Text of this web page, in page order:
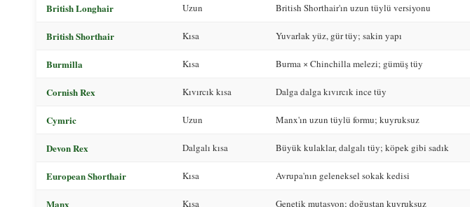
British Longhair Uzun British Shorthair'ın uzun tüylü versiyonu
British Shorthair Kısa Yuvarlak yüz, gür tüy; sakin yapı
Burmilla Kısa Burma × Chinchilla melezi; gümüş tüy
Cornish Rex Kıvırcık kısa Dalga dalga kıvırcık ince tüy
Cymric Uzun Manx'ın uzun tüylü formu; kuyruksuz
Devon Rex Dalgalı kısa Büyük kulaklar, dalgalı tüy; köpek gibi sadık
European Shorthair Kısa Avrupa'nın geleneksel sokak kedisi
Manx Kısa Genetik mutasyon; doğuştan kuyruksuz